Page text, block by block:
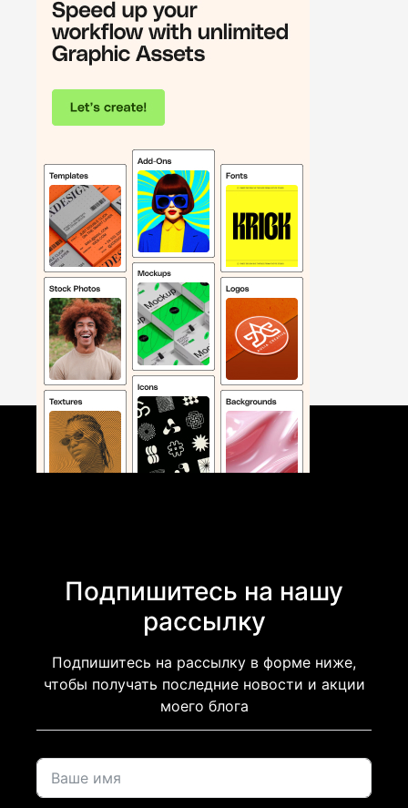
Подпишитесь на нашу
рассылку
Подпишитесь на рассылку в форме ниже,
чтобы получать последние новости и акции
моего блога